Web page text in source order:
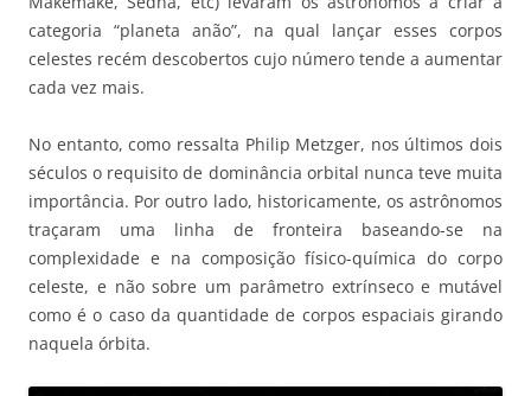
categoria “planeta anão”, na qual lançar esses corpos
celestes recém descobertos cujo número tende a aumentar
cada vez mais.
No entanto, como ressalta Philip Metzger, nos últimos dois
séculos o requisito de dominância orbital nunca teve muita
importância. Por outro lado, historicamente, os astrônomos
traçaram uma linha de fronteira baseando-se na
complexidade e na composição físico-química do corpo
celeste, e não sobre um parâmetro extrínseco e mutável
como é o caso da quantidade de corpos espaciais girando
naquela órbita.